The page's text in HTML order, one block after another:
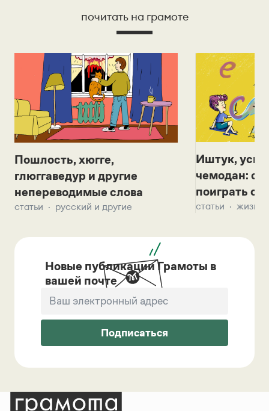
почитать на грамоте
Пошлость, хюгге,
глюггаведур и другие
непереводимые слова
статьи русский и другие
Иштук,
чемодан:
поиграть с
статьи жизнь
Новые публикации Грамоты в
вашей почте
Подписаться